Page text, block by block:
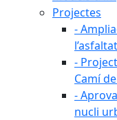
Projectes
-
-
Camí
-
nucli